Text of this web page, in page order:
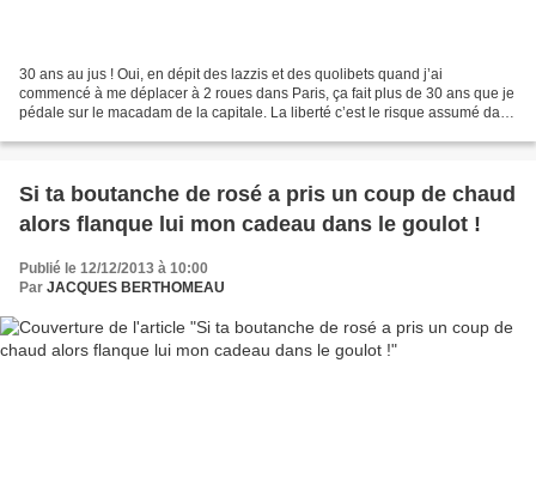
30 ans au jus ! Oui, en dépit des lazzis et des quolibets quand j’ai
commencé à me déplacer à 2 roues dans Paris, ça fait plus de 30 ans que je
pédale sur le macadam de la capitale. La liberté c’est le risque assumé dans
Si ta boutanche de rosé a pris un coup de chaud
alors flanque lui mon cadeau dans le goulot !
Publié le 12/12/2013 à 10:00
Par JACQUES BERTHOMEAU